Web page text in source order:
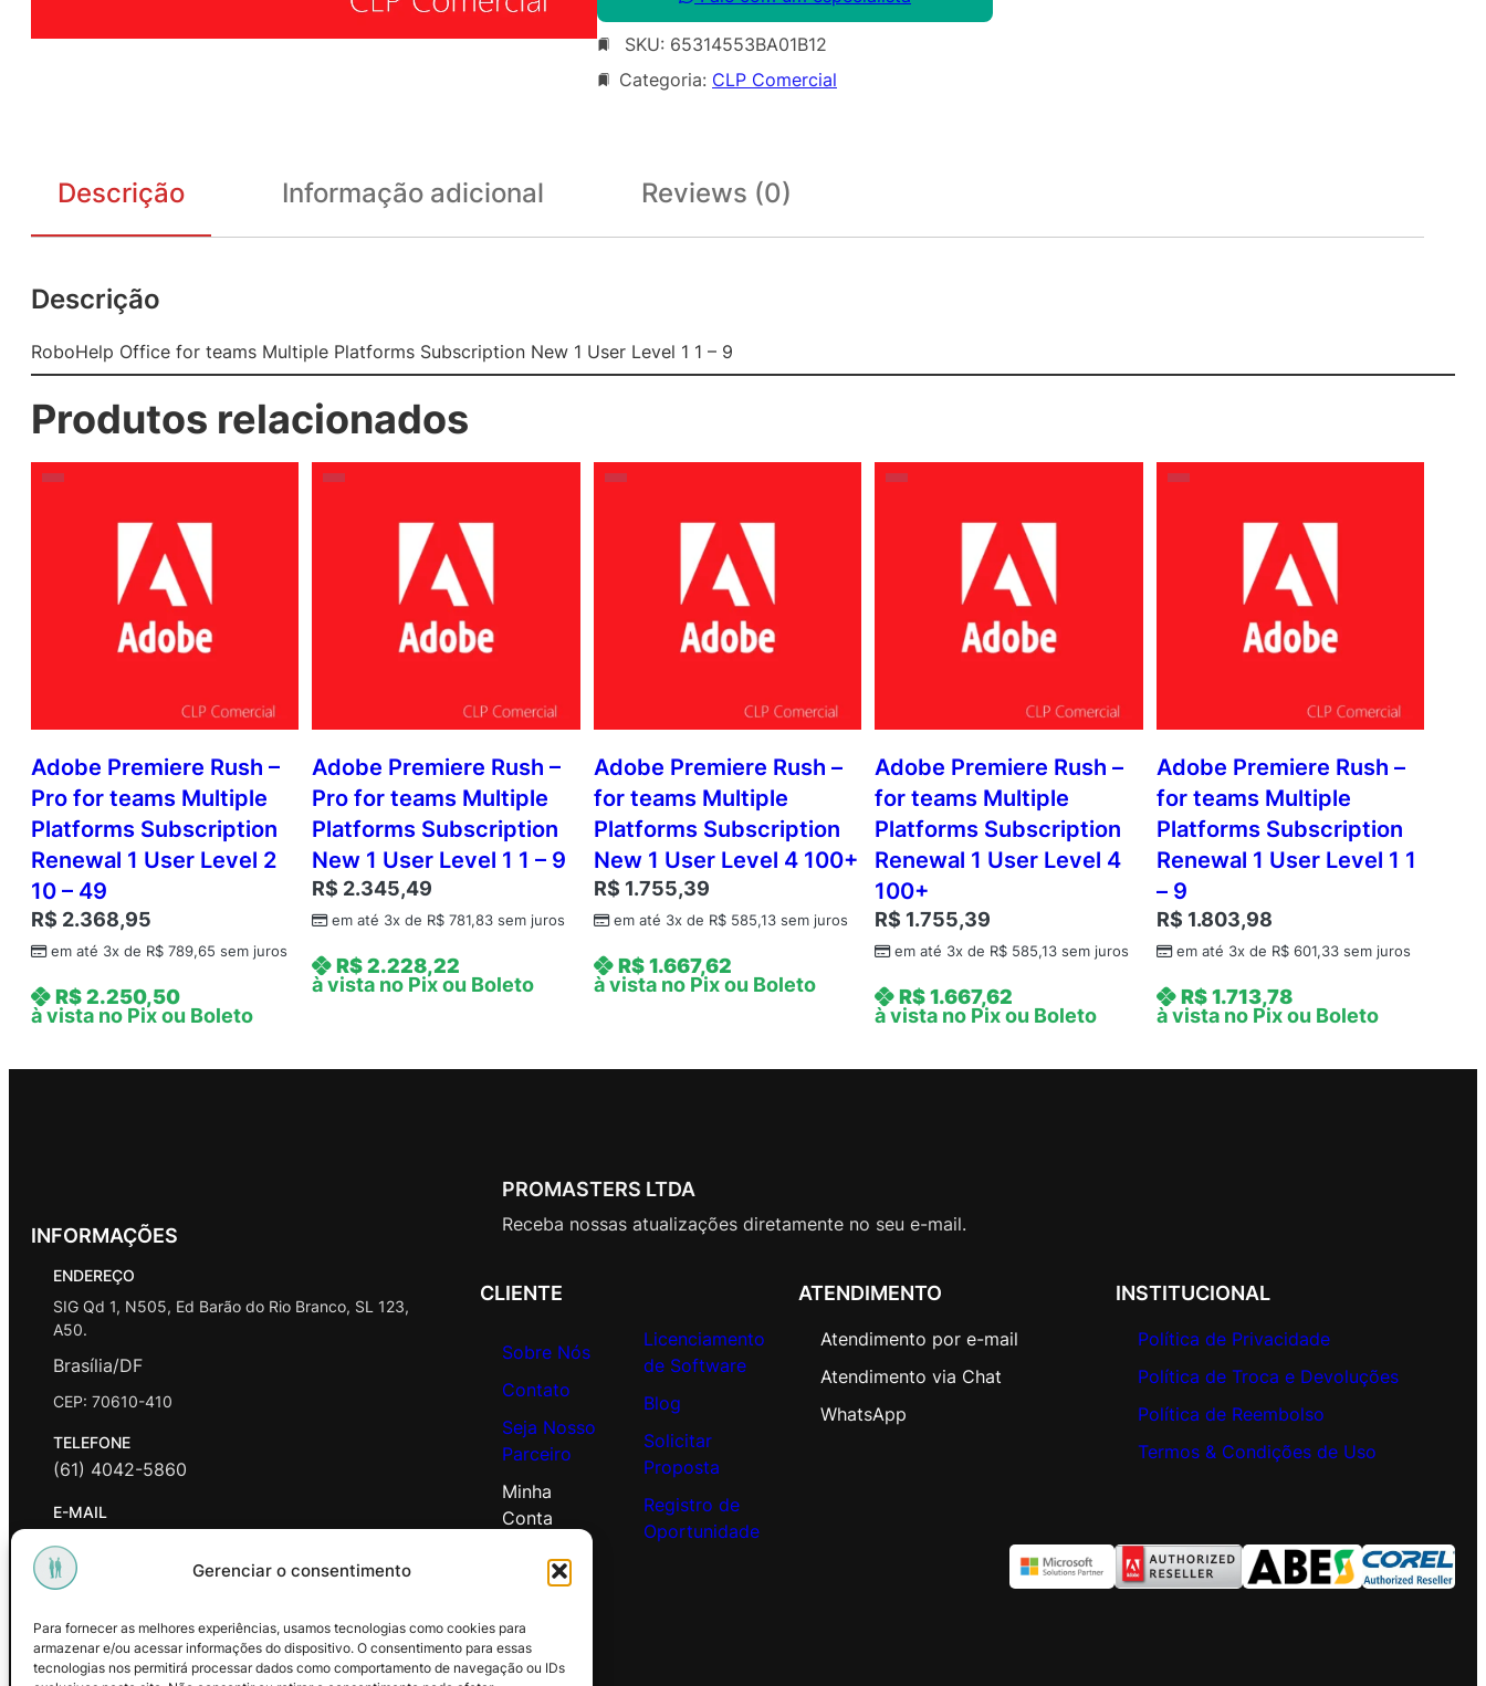
Gerenciar o consentimento
Para fornecer as melhores experiências, usamos tecnologias como cookies para
armazenar e/ou acessar informações do dispositivo. O consentimento para essas
tecnologias nos permitirá processar dados como comportamento de navegação ou IDs
SKU: 65314553BA01B12
Categoria: CLP Comercial
Descrição Informação adicional Reviews (0)
Descrição
RoboHelp Office for teams Multiple Platforms Subscription New 1 User Level 1 1 – 9
Produtos relacionados
Adobe Premiere Rush –
Pro for teams Multiple
Platforms Subscription
Renewal 1 User Level 2
10 – 49
R$ 2.368,95
em até 3x de R$ 789,65 sem juros
R$2.250,50
à vista no Pix ou Boleto
Adobe Premiere Rush –
Pro for teams Multiple
Platforms Subscription
New 1 User Level 1 1 – 9
R$ 2.345,49
em até 3x de R$ 781,83 sem juros
R$2.228,22
à vista no Pix ou Boleto
Adobe Premiere Rush –
for teams Multiple
Platforms Subscription
New 1 User Level 4 100+
R$ 1.755,39
em até 3x de R$585,13sem juros
R$1.667,62
à vista no Pix ou Boleto
Adobe Premiere Rush –
for teams Multiple
Platforms Subscription
Renewal 1 User Level 4
100+
R$ 1.755,39
em até 3x de R$ 585,13 sem juros
R$1.667,62
à vista no Pix ou Boleto
Adobe Premiere Rush –
for teams Multiple
Platforms Subscription
Renewal 1 User Level 1 1
– 9
R$ 1.803,98
em até 3x de R$601,33sem juros
R$1.713,78
à vista no Pix ou Boleto
INFORMAÇÕES
ENDEREÇO
SIG Qd 1, N505, Ed Barão do Rio Branco, SL 123,
A50.
Brasília/DF
CEP: 70610-410
TELEFONE
(61) 4042-5860
E-MAIL
contato@promasters.net.br
HORÁRIO DE ATENDIMENTO
Facebook Instagram Youtube
PROMASTERS LTDA
Receba nossas atualizações diretamente no seu e-mail.
CLIENTE
Sobre Nós
Contato
Seja Nosso
Parceiro
Minha
Conta
Licenciamento
de Software
Blog
Solicitar
Proposta
Registro de
Oportunidade
ATENDIMENTO
Atendimento por e-mail
Atendimento via Chat
WhatsApp
INSTITUCIONAL
Política de Privacidade
Política de Troca e Devoluções
Política de Reembolso
Termos & Condições de Uso